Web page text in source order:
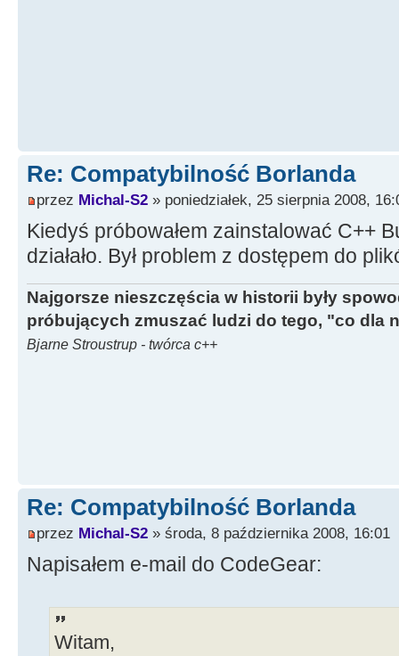
Re: Compatybilność Borlanda
przez Michal-S2 » poniedziałek, 25 sierpnia 2008,
Kiedyś próbowałem zainstalować C++
działało. Był problem z dostępem do
Najgorsze nieszczęścia w historii były
próbujących zmuszać ludzi do tego, "co dla
Bjarne Stroustrup - twórca c++
Re: Compatybilność Borlanda
przez Michal-S2 » środa, 8 października 2008, 16:01
Napisałem e-mail do CodeGear:
Witam,